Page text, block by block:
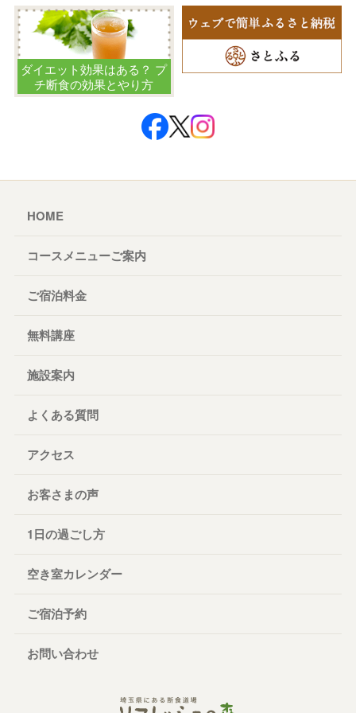
ダイエット効果はある？ プ
チ断食の効果とやり方
HOME
コースメニューご案内
ご宿泊料金
無料講座
施設案内
よくある質問
アクセス
お客さまの声
1日の過ごし方
空き室カレンダー
ご宿泊予約
お問い合わせ